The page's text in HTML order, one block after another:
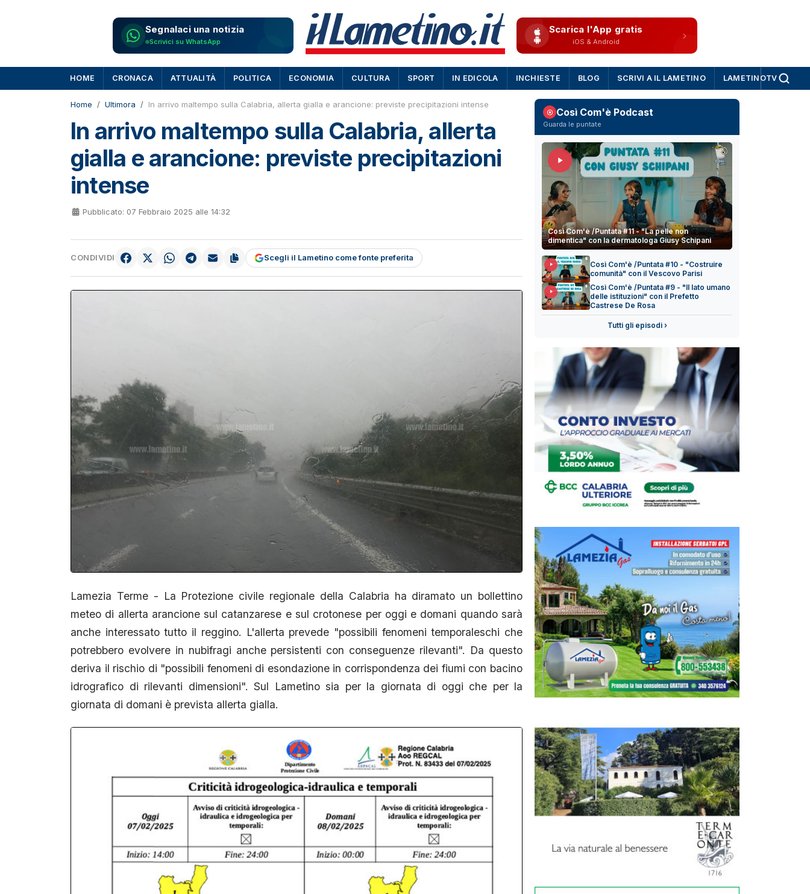
Segnalaci una notizia
Scrivici su WhatsApp
Scarica l'App gratis
iOS & Android
HOME CRONACA ATTUALITÀ POLITICA ECONOMIA CULTURA SPORT IN EDICOLA INCHIESTE BLOG SCRIVI A IL LAMETINO LAMETINOTV
Home Ultimora In arrivo maltempo sulla Calabria, allerta gialla e arancione: previste precipitazioni intense
In arrivo maltempo sulla Calabria, allerta
gialla e arancione: previste precipitazioni
intense
Pubblicato: 07 Febbraio 2025 alle 14:32
CONDIVIDI Scegli il Lametino come fonte preferita
Lamezia Terme - La Protezione civile regionale della Calabria ha diramato un bollettino
meteo di allerta arancione sul catanzarese e sul crotonese per oggi e domani quando sarà
anche interessato tutto il reggino. L'allerta prevede "possibili fenomeni temporaleschi che
potrebbero evolvere in nubifragi anche persistenti con conseguenze rilevanti". Da questo
deriva il rischio di "possibili fenomeni di esondazione in corrispondenza dei fiumi con bacino
idrografico di rilevanti dimensioni". Sul Lametino sia per la giornata di oggi che per la
giornata di domani è prevista allerta gialla.
Così Com'è Podcast
Guarda le puntate
Così Com'è /Puntata #11 - "La pelle non
dimentica" con la dermatologa Giusy Schipani
Così Com'è /Puntata #10 - "Costruire
comunità" con il Vescovo Parisi
Così Com'è /Puntata #9 - "Il lato umano
delle istituzioni" con il Prefetto
Castrese De Rosa
Tutti gli episodi ›